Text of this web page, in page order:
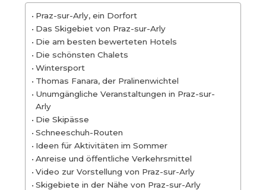
Praz-sur-Arly, ein Dorfort
Das Skigebiet von Praz-sur-Arly
Die am besten bewerteten Hotels
Die schönsten Chalets
Wintersport
Thomas Fanara, der Pralinenwichtel
Unumgängliche Veranstaltungen in Praz-sur-
Arly
Die Skipässe
Schneeschuh-Routen
Ideen für Aktivitäten im Sommer
Anreise und öffentliche Verkehrsmittel
Video zur Vorstellung von Praz-sur-Arly
Skigebiete in der Nähe von Praz-sur-Arly